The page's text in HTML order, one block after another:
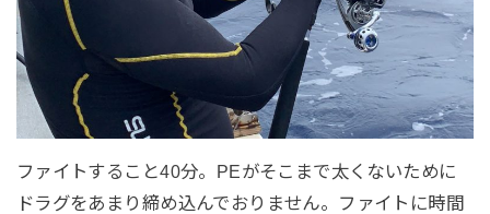
ファイトすること40分。PEがそこまで太くないために
ドラグをあまり締め込んでおりません。ファイトに時間